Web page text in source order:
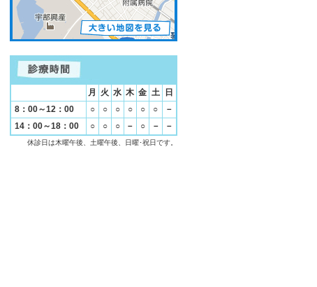
月 火 水 木 金 土
日
8：00～12：00
○ ○ ○ ○ ○ ○
－
14：00～18：00
○ ○ ○ － ○ － －
休診日は木曜午後、土曜午後、日曜･祝日です。